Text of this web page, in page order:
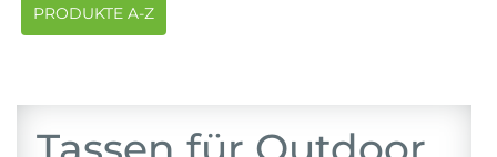
Toggle
navigation
PRODUKTE A-Z